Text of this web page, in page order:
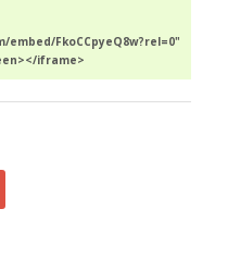
FkoCCpyeQ8w?rel=0"
iframe>